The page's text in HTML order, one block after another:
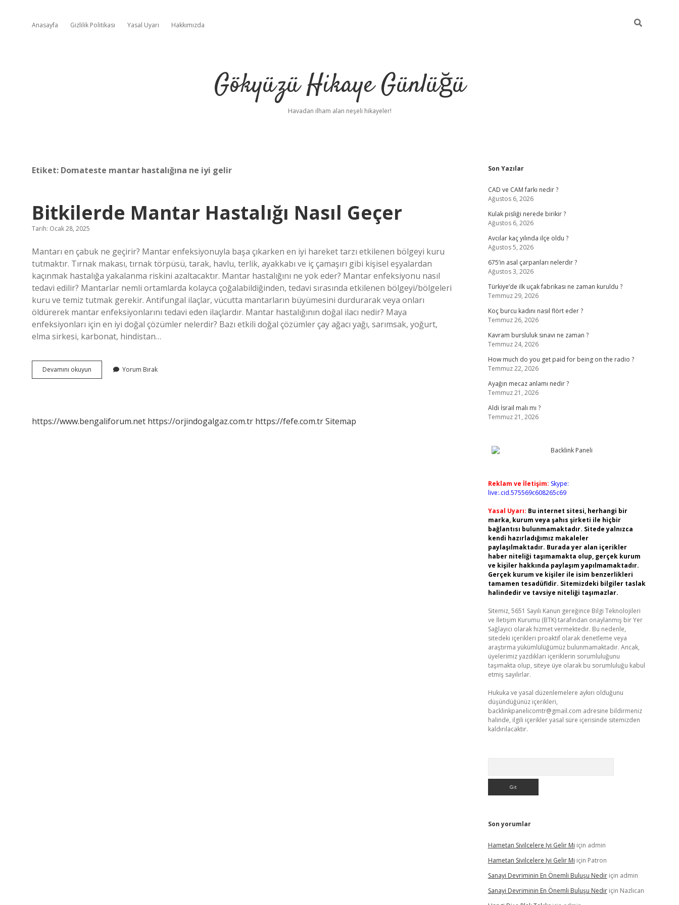
Anasayfa Gizlilik Politikası Yasal Uyarı Hakkımızda
Gökyüzü Hikaye Günlüğü
Havadan ilham alan neşeli hikayeler!
Etiket: Domateste mantar hastalığına ne iyi gelir
Bitkilerde Mantar Hastalığı Nasıl Geçer
Tarih: Ocak 28, 2025
Mantarı en çabuk ne geçirir? Mantar enfeksiyonuyla başa çıkarken en iyi hareket tarzı etkilenen bölgeyi kuru
tutmaktır. Tırnak makası, tırnak törpüsü, tarak, havlu, terlik, ayakkabı ve iç çamaşırı gibi kişisel eşyalardan
kaçınmak hastalığa yakalanma riskini azaltacaktır. Mantar hastalığını ne yok eder? Mantar enfeksiyonu nasıl
tedavi edilir? Mantarlar nemli ortamlarda kolayca çoğalabildiğinden, tedavi sırasında etkilenen bölgeyi/bölgeleri
kuru ve temiz tutmak gerekir. Antifungal ilaçlar, vücutta mantarların büyümesini durdurarak veya onları
öldürerek mantar enfeksiyonlarını tedavi eden ilaçlardır. Mantar hastalığının doğal ilacı nedir? Maya
enfeksiyonları için en iyi doğal çözümler nelerdir? Bazı etkili doğal çözümler çay ağacı yağı, sarımsak, yoğurt,
elma sirkesi, karbonat, hindistan…
Devamını okuyun Bitkilerde
Mantar
Yorum Bırak
https://www.bengaliforum.net https://orjindogalgaz.com.tr https://fefe.com.trSitemap
Sidebar
Son Yazılar
CAD ve CAM farkı nedir ?
Ağustos 6, 2026
Kulak pisliği nerede birikir ?
Ağustos 6, 2026
Avcılar kaç yılında ilçe oldu ?
Ağustos 5, 2026
675’in asal çarpanları nelerdir ?
Ağustos 3, 2026
Türkiye’de ilk uçak fabrikası ne zaman kuruldu ?
Temmuz 29, 2026
Koç burcu kadını nasıl flört eder ?
Temmuz 26, 2026
Kavram bursluluk sınavı ne zaman ?
Temmuz 24, 2026
How much do you get paid for being on the radio ?
Temmuz 22, 2026
Ayağın mecaz anlamı nedir ?
Temmuz 21, 2026
Aldi İsrail malı mı ?
Temmuz 21, 2026
Reklam ve İletişim: Skype:
live:.cid.575569c608265c69
Yasal Uyarı: Bu internet sitesi, herhangi bir
marka, kurum veya şahıs şirketi ile hiçbir
bağlantısı bulunmamaktadır. Sitede yalnızca
kendi hazırladığımız makaleler
paylaşılmaktadır. Burada yer alan içerikler
haber niteliği taşımamakta olup, gerçek kurum
ve kişiler hakkında paylaşım yapılmamaktadır.
Gerçek kurum ve kişiler ile isim benzerlikleri
tamamen tesadüfidir. Sitemizdeki bilgiler taslak
halindedir ve tavsiye niteliği taşımazlar.
Sitemiz, 5651 Sayılı Kanun gereğince Bilgi Teknolojileri
ve İletişim Kurumu (BTK) tarafından onaylanmış bir Yer
Sağlayıcı olarak hizmet vermektedir. Bu nedenle,
sitedeki içerikleri proaktif olarak denetleme veya
araştırma yükümlülüğümüz bulunmamaktadır. Ancak,
üyelerimiz yazdıkları içeriklerin sorumluluğunu
taşımakta olup, siteye üye olarak bu sorumluluğu kabul
etmiş sayılırlar.
Hukuka ve yasal düzenlemelere aykırı olduğunu
düşündüğünüz içerikleri,
backlinkpanelicomtr@gmail.com adresine bildirmeniz
halinde, ilgili içerikler yasal süre içerisinde sitemizden
kaldırılacaktır.
Son yorumlar
Hametan Sivilcelere Iyi Gelir Mi için admin
Hametan Sivilcelere Iyi Gelir Mi için Patron
Sanayi Devriminin En Önemli Buluşu Nediriçin admin
Sanayi Devriminin En Önemli Buluşu Nediriçin Nazlıcan